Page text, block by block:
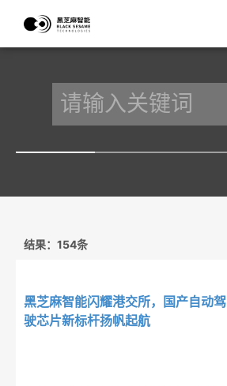
结果：154条
黑芝麻智能闪耀港交所，国产自动驾
驶芯片新标杆扬帆起航